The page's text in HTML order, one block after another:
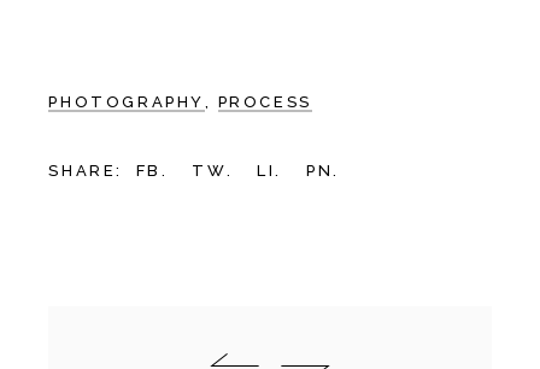
PHOTOGRAPHY PROCESS
SHARE: FB. TW. LI. PN.